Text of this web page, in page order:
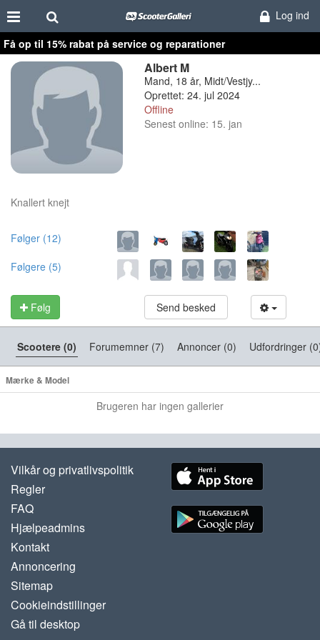
Log ind
Få op til 15% rabat på service og reparationer
Albert M
Mand, 18 år, Midt/Vestjy...
Oprettet: 24. jul 2024
Offline
Senest online: 15. jan
Knallert knejt
Følger (12)
Følgere (5)
Følg Send besked
Scootere (0) Forumemner (7) Annoncer (0) Udfordringer
Mærke & Model
Brugeren har ingen gallerier
Vilkår og privatlivspolitik
Regler
FAQ
Hjælpeadmins
Kontakt
Annoncering
Sitemap
Cookieindstillinger
Gå til desktop